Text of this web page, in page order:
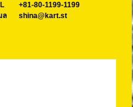
+81-80-1199-1199
ล
shina@kart.st